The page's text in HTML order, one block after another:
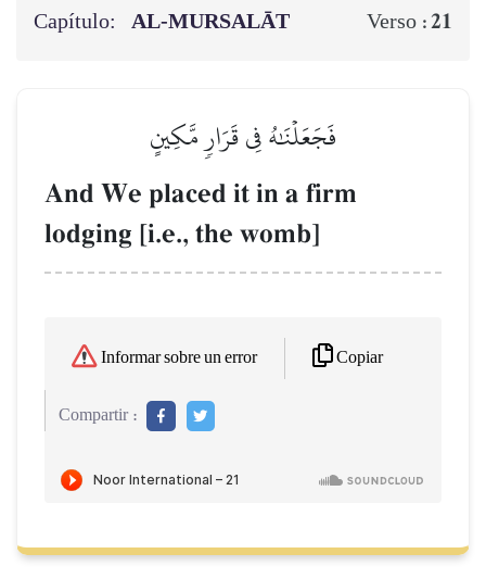
Capítulo: AL‑MURSALĀT Verso :21
فَجَعَلۡنَٰهُ فِي قَرَارٖ مَّكِينٍ
And We placed it in a firm
lodging [i.e., the womb]
Informar sobre un error Copiar
Compartir :